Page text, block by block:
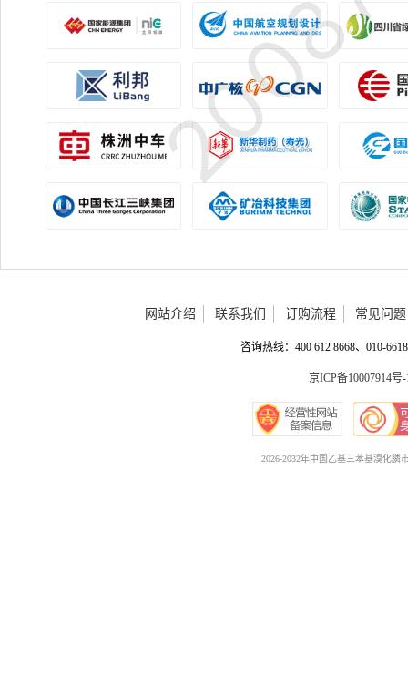
网站介绍 联系我们 订购流程 常见问题
咨询热线：400 612 8668、010-
京ICP备10007914号-
2026-2032年中国乙基三苯基溴化膦